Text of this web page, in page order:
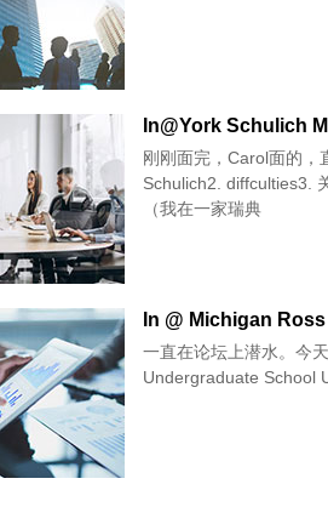
In@York Schulich
刚刚面完，Carol面的，
Schulich2. diffculties3.
（我在一家瑞典
In @ Michigan
一直在论坛上潜水。今
Undergraduate School